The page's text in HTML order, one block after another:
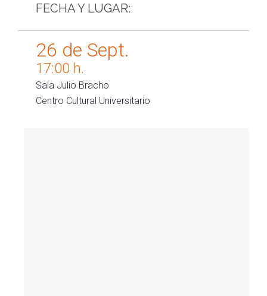
FECHA Y LUGAR:
26 de Sept.
17:00 h.
Sala Julio Bracho
Centro Cultural Universitario